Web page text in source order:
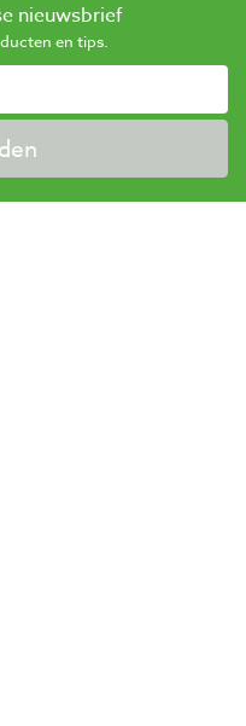
nieuwsbrief
en tips.